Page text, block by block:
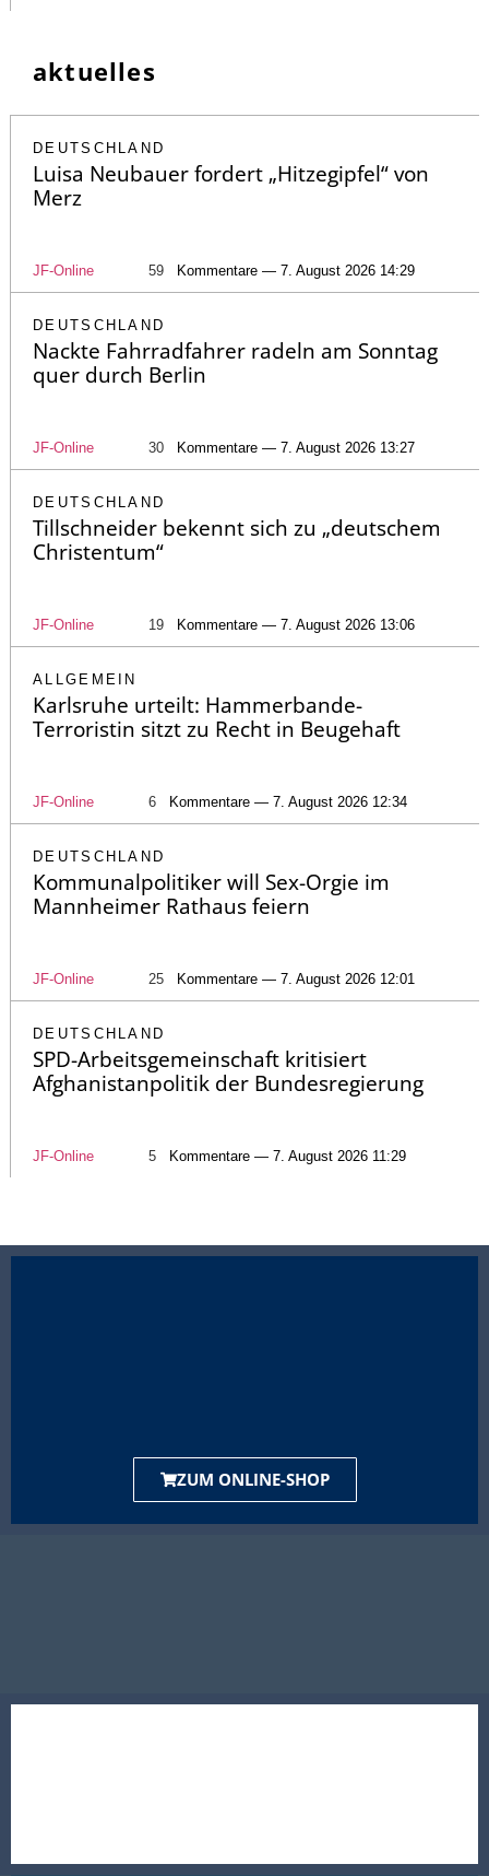
aktuelles
DEUTSCHLAND
Luisa Neubauer fordert „Hitzegipfel“ von
Merz
JF-Online 59 Kommentare — 7. August 2026 14:29
DEUTSCHLAND
Nackte Fahrradfahrer radeln am Sonntag
quer durch Berlin
JF-Online 30 Kommentare — 7. August 2026 13:27
DEUTSCHLAND
Tillschneider bekennt sich zu „deutschem
Christentum“
JF-Online 19 Kommentare — 7. August 2026 13:06
ALLGEMEIN
Karlsruhe urteilt: Hammerbande-
Terroristin sitzt zu Recht in Beugehaft
JF-Online 6 Kommentare — 7. August 2026 12:34
DEUTSCHLAND
Kommunalpolitiker will Sex-Orgie im
Mannheimer Rathaus feiern
JF-Online 25 Kommentare — 7. August 2026 12:01
DEUTSCHLAND
SPD-Arbeitsgemeinschaft kritisiert
Afghanistanpolitik der Bundesregierung
JF-Online 5 Kommentare — 7. August 2026 11:29
ZUM ONLINE-SHOP